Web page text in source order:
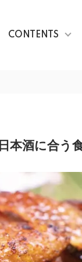
CONTENTS
日本酒に合う